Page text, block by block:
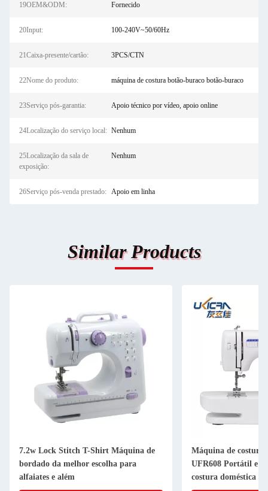
19OEM&ODM: Fornecido
20Input: 100-240V~50/60Hz
21Caixa-presente/cartão: 3PCS/CTN
22Nome do produto: máquina de costura botão-buraco botão-buraco
23Serviço pós-garantia: Apoio técnico por vídeo, apoio online
24Localização do serviço local: Nenhum
25Localização da sala de
exposição:
Nenhum
26Serviço pós-venda prestado: Apoio em linha
Similar Products
7.2w Lock Stitch T-Shirt Máquina de
bordado da melhor escolha para
alfaiates e além
Máquina de
UFR608 Portátil e
costura doméstica